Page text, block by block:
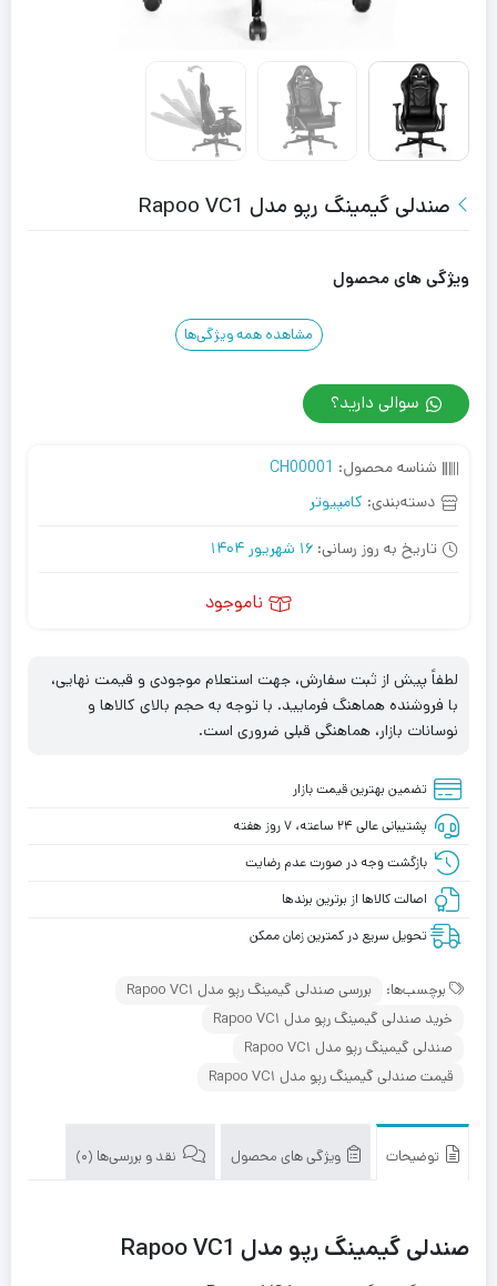
صندلی گیمینگ رپو مدل Rapoo VC1
ویژگی های محصول
مشاهده همه ویژگی‌ها
سوالی دارید؟
شناسه محصول: CH00001
دسته‌بندی: کامپیوتر
تاریخ به روز رسانی: 16 شهریور 1404
ناموجود
لطفاً پیش از ثبت سفارش، جهت استعلام موجودی و قیمت نهایی،
با فروشنده هماهنگ فرمایید. با توجه به حجم بالای کالاها و
نوسانات بازار، هماهنگی قبلی ضروری است.
تضمین بهترین قیمت بازار
پشتیبانی عالی ۲۴ ساعته، ۷ روز هفته
بازگشت وجه در صورت عدم رضایت
اصالت کالاها از برترین برندها
تحویل سریع در کمترین زمان ممکن
برچسب‌ها:
بررسی صندلی گیمینگ رپو مدل Rapoo VC1
خرید صندلی گیمینگ رپو مدل Rapoo VC1
صندلی گیمینگ رپو مدل Rapoo VC1
قیمت صندلی گیمینگ رپو مدل Rapoo VC1
توضیحات ویژگی های محصول نقد و بررسی‌ها (0)
صندلی گیمینگ رپو مدل Rapoo VC1